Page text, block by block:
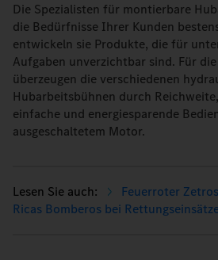
Die Spezialisten für montierbare
die Bedürfnisse Ihrer Kunden
entwickeln sie Produkte, die für
Aufgaben unverzichtbar sind. Für
überzeugen die verschiedenen
Hubarbeitsbühnen durch
einfache und energiesparende
ausgeschaltetem Motor.
Feuerroter
Ricas Bomberos bei